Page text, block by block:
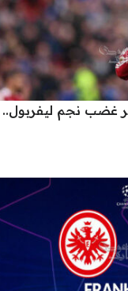
غضب نجم ليفربول..